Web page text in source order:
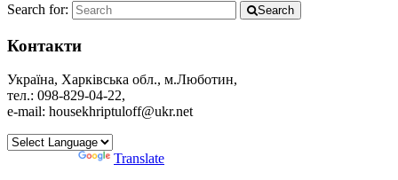
Search for: Search
Контакти
Україна, Харківська обл., м.Люботин,
тел.: 098-829-04-22,
e-mail: housekhriptuloff@ukr.net
Translate